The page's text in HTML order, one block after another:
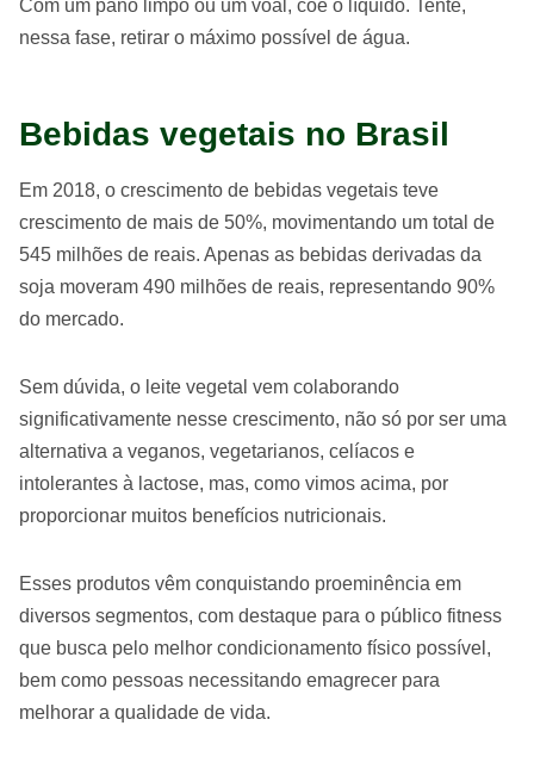
Com um pano limpo ou um voal, coe o líquido. Tente,
nessa fase, retirar o máximo possível de água.
Bebidas vegetais no Brasil
Em 2018, o crescimento de bebidas vegetais teve
crescimento de mais de 50%, movimentando um total de
545 milhões de reais. Apenas as bebidas derivadas da
soja moveram 490 milhões de reais, representando 90%
do mercado.
Sem dúvida, o leite vegetal vem colaborando
significativamente nesse crescimento, não só por ser uma
alternativa a veganos, vegetarianos, celíacos e
intolerantes à lactose, mas, como vimos acima, por
proporcionar muitos benefícios nutricionais.
Esses produtos vêm conquistando proeminência em
diversos segmentos, com destaque para o público fitness
que busca pelo melhor condicionamento físico possível,
bem como pessoas necessitando emagrecer para
melhorar a qualidade de vida.